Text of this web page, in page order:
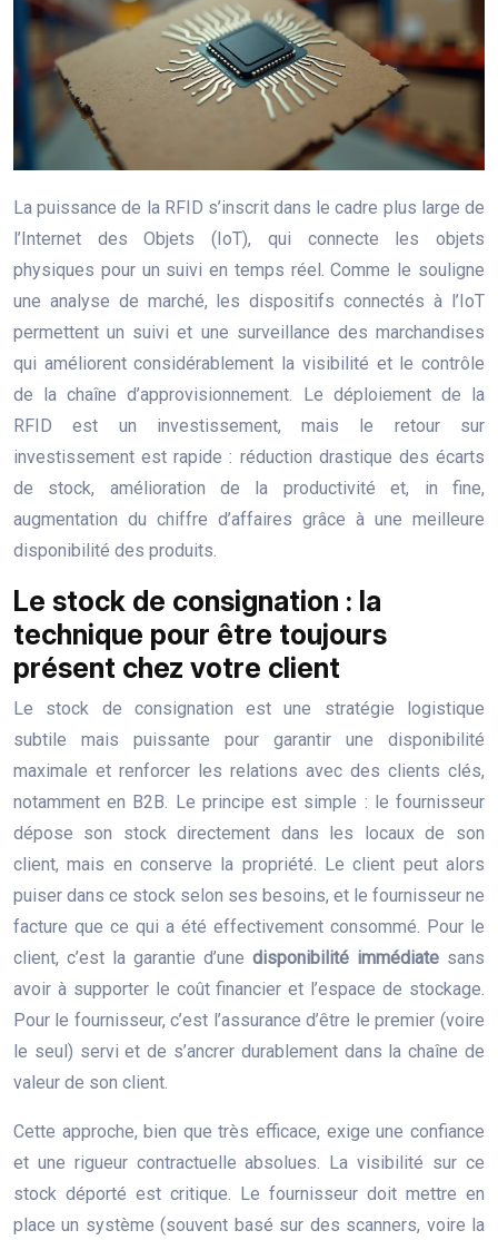
La puissance de la RFID s’inscrit dans le cadre plus large de
l’Internet des Objets (IoT), qui connecte les objets
physiques pour un suivi en temps réel. Comme le souligne
une analyse de marché, les dispositifs connectés à l’IoT
permettent un suivi et une surveillance des marchandises
qui améliorent considérablement la visibilité et le contrôle
de la chaîne d’approvisionnement. Le déploiement de la
RFID est un investissement, mais le retour sur
investissement est rapide : réduction drastique des écarts
de stock, amélioration de la productivité et, in fine,
augmentation du chiffre d’affaires grâce à une meilleure
disponibilité des produits.
Le stock de consignation : la
technique pour être toujours
présent chez votre client
Le stock de consignation est une stratégie logistique
subtile mais puissante pour garantir une disponibilité
maximale et renforcer les relations avec des clients clés,
notamment en B2B. Le principe est simple : le fournisseur
dépose son stock directement dans les locaux de son
client, mais en conserve la propriété. Le client peut alors
puiser dans ce stock selon ses besoins, et le fournisseur ne
facture que ce qui a été effectivement consommé. Pour le
client, c’est la garantie d’une disponibilité immédiate sans
avoir à supporter le coût financier et l’espace de stockage.
Pour le fournisseur, c’est l’assurance d’être le premier (voire
le seul) servi et de s’ancrer durablement dans la chaîne de
valeur de son client.
Cette approche, bien que très efficace, exige une confiance
et une rigueur contractuelle absolues. La visibilité sur ce
stock déporté est critique. Le fournisseur doit mettre en
place un système (souvent basé sur des scanners, voire la